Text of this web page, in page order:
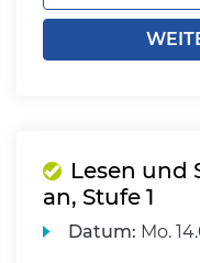
Lesen und
an, Stufe 1
Datum: Mo.